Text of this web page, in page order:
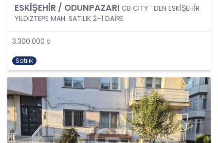
Amaç İçin Gerekli Olan Süre Kadar Muhafaza
Etme
CB Gayrimenkul Franchising Pazarlama ve
138. maddesine ve KVK Kanunu’nun 4. ve 7.
maddelerine uygun olarak; işledikleri kişisel verileri,
yalnızca ilgili mevzuat ve kanunlarda öngörülen
veya kişisel veri işleme amacının gerektirdiği süre
kadar muhafaza edecektir. CB Gayrimenkul
Franchising Pazarlama ve Danışmanlık Hizmetleri
A.Ş. öncelikle ilgili mevzuatta kişisel verilerin
saklanması için bir süre öngörülüp
öngörülmediğini tespit edecek, bir süre
ESKİŞEHİR / ODUNPAZARI CB CITY ' DEN ESKİŞEHİR
YILDIZTEPE MAH. SATILIK 2+1 DAİRE
3.300.000 ₺
Satılık